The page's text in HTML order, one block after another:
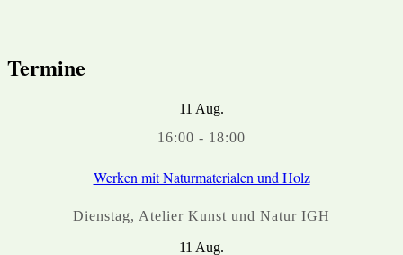
Termine
11 Aug.
16:00 - 18:00
Werken mit Naturmaterialen und Holz
Dienstag, Atelier Kunst und Natur IGH
11 Aug.